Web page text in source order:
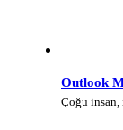
Outlook
Çoğu